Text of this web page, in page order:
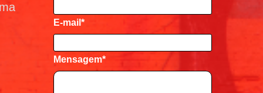
E-mail *
Mensagem*